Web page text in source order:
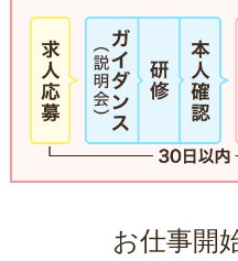
お仕事開